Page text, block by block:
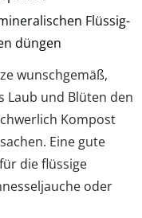
Flüssig-
düngen
wunschgemäß,
Laub und Blüten den
Kompost
Eine gute
die flüssige
oder